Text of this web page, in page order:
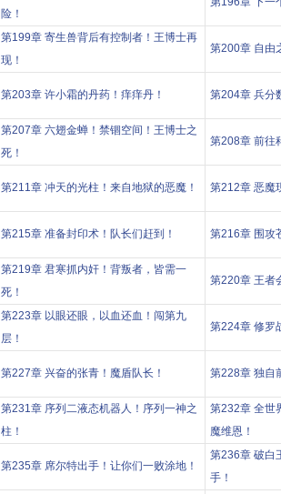
险！
第199章 寄生兽背后有控制者！王博士再
现！
第200章 自由
第203章 许小霜的丹药！痒痒丹！ 第204章 兵分
第207章 六翅金蝉！禁锢空间！王博士之
死！
第208章 前往
第211章 冲天的光柱！来自地狱的恶魔！ 第212章 恶魔
第215章 准备封印术！队长们赶到！ 第216章 围攻
第219章 君寒抓内奸！背叛者，皆需一
死！
第220章 王者
第223章 以眼还眼，以血还血！闯第九
层！
第224章 修罗
第227章 兴奋的张青！魔盾队长！ 第228章 独自
第231章 序列二液态机器人！序列一神之
柱！
第232章 全世
魔维恩！
第235章 席尔特出手！让你们一败涂地！
第236章 破白
手！